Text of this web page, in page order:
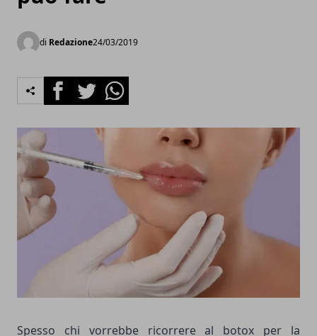
di Redazione24/03/2019
FacebookTwitterWhatsapp
Spesso chi vorrebbe ricorrere al botox per la